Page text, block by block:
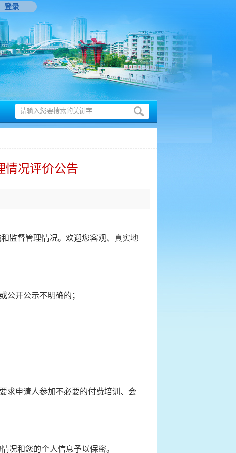
登录
情况评价公告
监督管理情况。欢迎您客观、真实地
开公示不明确的；
申请人参加不必要的付费培训、会
和您的个人信息予以保密。